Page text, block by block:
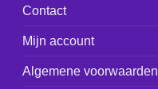
Contact
Mijn account
Algemene voorwaarden